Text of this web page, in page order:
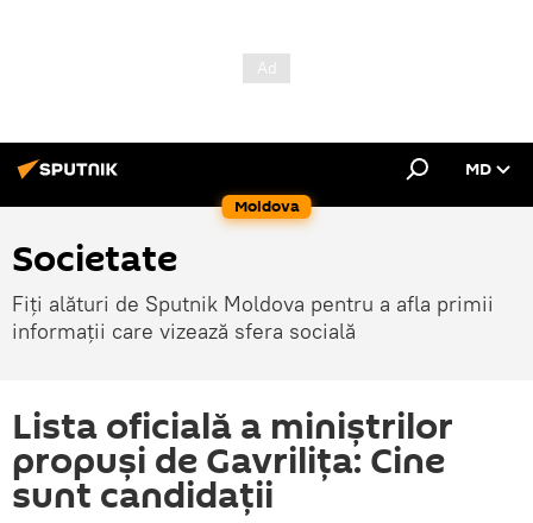
Moldova
MD
Societate
Fiți alături de Sputnik Moldova pentru a afla primii
informații care vizează sfera socială
Lista oficială a miniștrilor
propuși de Gavrilița: Cine
sunt candidații